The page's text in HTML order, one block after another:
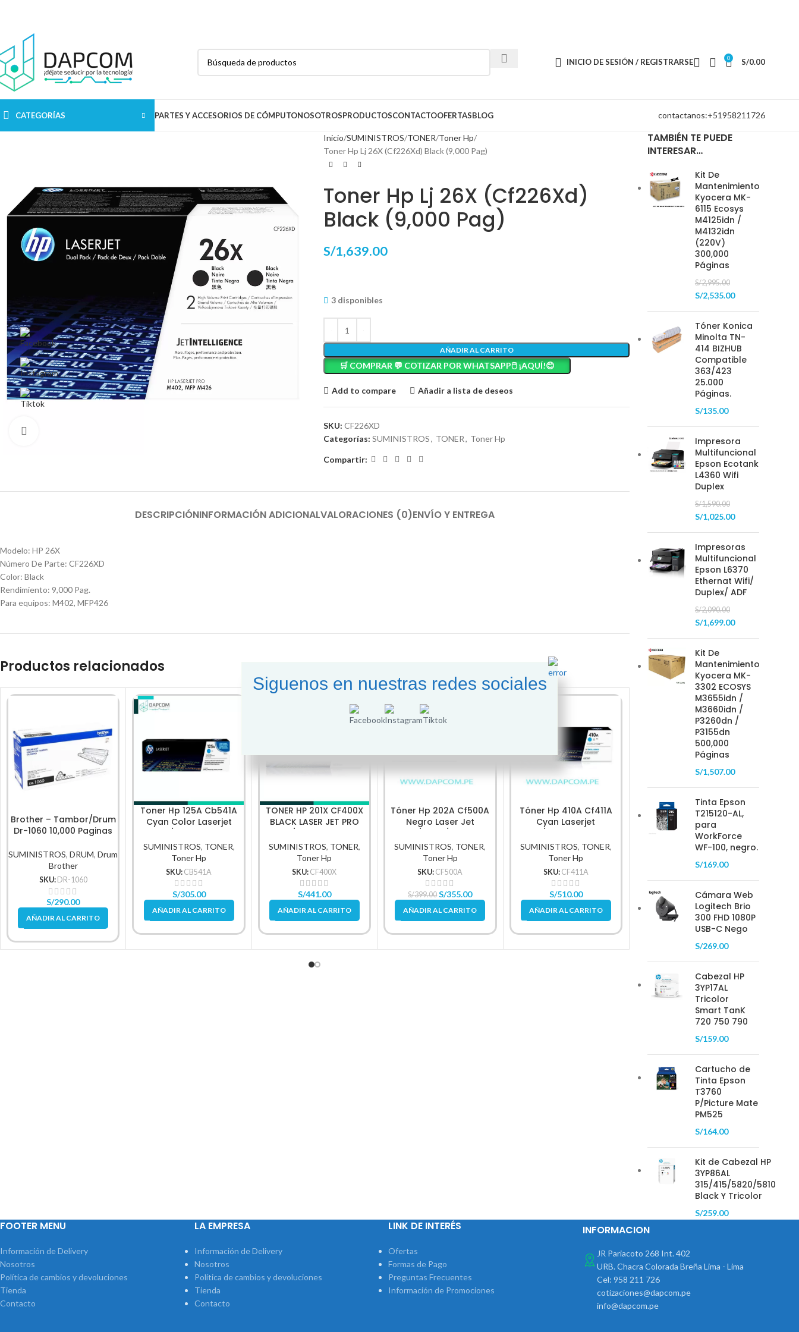
INICIO DE SESIÓN / REGISTRARSE 0 S/0.00
CATEGORÍAS PARTES Y ACCESORIOS DE CÓMPUTONOSOTROSPRODUCTOSCONTACTOOFERTASBLOG contactanos:+51958211726
Inicio SUMINISTROS TONER Toner Hp
Toner Hp Lj 26X (Cf226Xd) Black (9,000 Pag)
Toner Hp Lj 26X (Cf226Xd)
Black (9,000 Pag)
S/1,639.00
3 disponibles
AÑADIR AL CARRITO
🛒 COMPRAR 💬 COTIZAR POR WHATSAPP🖱️ ¡AQUÍ!😊
Add to compare Añadir a lista de deseos
SKU:CF226XD
Categorías: SUMINISTROS , TONER , Toner Hp
Compartir:
DESCRIPCIÓNINFORMACIÓN ADICIONALVALORACIONES (0)ENVÍO Y ENTREGA
Modelo: HP 26X
Número De Parte: CF226XD
Color: Black
Rendimiento: 9,000 Pag.
Para equipos: M402, MFP426
Productos relacionados
Brother – Tambor/Drum
Dr-1060 10,000 Paginas
SUMINISTROS,DRUM,Drum
Brother
SKU: DR-1060
S/290.00
AÑADIR AL CARRITO
Toner Hp 125A Cb541A
Cyan Color Laserjet
SUMINISTROS, TONER,
Toner Hp
SKU: CB541A
S/305.00
AÑADIR AL CARRITO
TONER HP 201X CF400X
BLACK LASER JET PRO
SUMINISTROS, TONER,
Toner Hp
SKU: CF400X
S/441.00
AÑADIR AL CARRITO
-11%
Tóner Hp 202A Cf500A
Negro Laser Jet
1.400Pg.
SUMINISTROS, TONER,
Toner Hp
SKU: CF500A
S/399.00 S/355.00
AÑADIR AL CARRITO
Tóner Hp 410A Cf411A
Cyan Laserjet
SUMINISTROS, TONER,
Toner Hp
SKU: CF411A
S/510.00
AÑADIR AL CARRITO
Tóner Hp 55X Ce255X
Black 13,500Pg
SUMINISTROS,TONER,
CE255X
949.00
AÑADIR AL CARRITO
TAMBIÉN TE PUEDE
INTERESAR…
Kit De
Mantenimiento
Kyocera MK-
6115 Ecosys
M4125idn /
M4132idn
(220V)
300,000
Páginas
S/2,995.00
S/2,535.00
Tóner Konica
Minolta TN-
414 BIZHUB
Compatible
363/423
25.000
Páginas.
S/135.00
Impresora
Multifuncional
Epson Ecotank
L4360 Wifi
Duplex
S/1,590.00
S/1,025.00
Impresoras
Multifuncional
Epson L6370
Ethernat Wifi/
Duplex/ ADF
S/2,090.00
S/1,699.00
Kit De
Mantenimiento
Kyocera MK-
3302 ECOSYS
M3655idn /
M3660idn /
P3260dn /
P3155dn
500,000
Páginas
S/1,507.00
Tinta Epson
T215120-AL,
para
WorkForce
WF-100, negro.
S/169.00
Cámara Web
Logitech Brio
300 FHD 1080P
USB-C Nego
S/269.00
Cabezal HP
3YP17AL
Tricolor
Smart TanK
720 750 790
S/159.00
Cartucho de
Tinta Epson
T3760
P/Picture Mate
PM525
S/164.00
Kit de Cabezal HP
3YP86AL
315/415/5820/5810
Black Y Tricolor
S/259.00
FOOTER MENU
Información de Delivery
Nosotros
Política de cambios y devoluciones
Tienda
Contacto
LA EMPRESA
Información de Delivery
Nosotros
Política de cambios y devoluciones
Tienda
Contacto
LINK DE INTERÉS
Ofertas
Formas de Pago
Preguntas Frecuentes
Información de Promociones
INFORMACION
JR Pariacoto 268 Int. 402
URB. Chacra Colorada Breña Lima - Lima
Cel: 958 211 726
cotizaciones@dapcom.pe
info@dapcom.pe
Siguenos en nuestras redes sociales